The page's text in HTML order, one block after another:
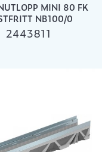
MINI 80 FK
NB100/0
2443811